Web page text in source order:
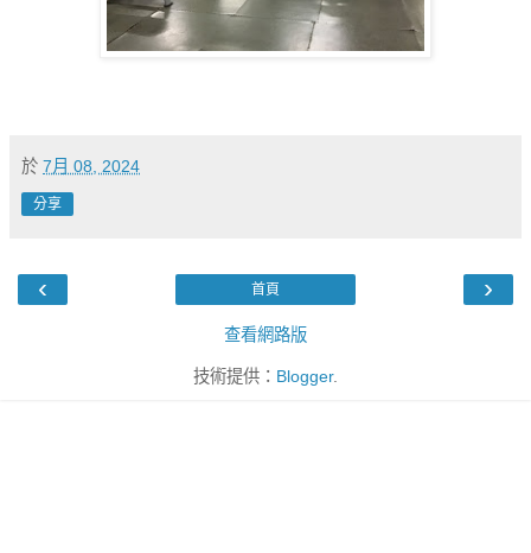
於 7月 08, 2024
分享
‹ ›
首頁
查看網路版
技術提供： Blogger.